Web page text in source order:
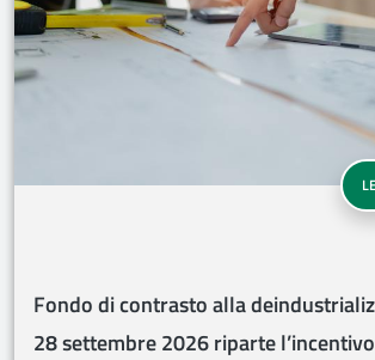
Fondo di contrasto alla
28 settembre 2026 riparte l’incentivo